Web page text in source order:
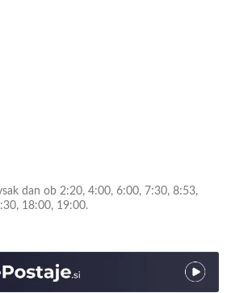
dan ob 2:20, 4:00, 6:00, 7:30, 8:53,
18:00, 19:00.